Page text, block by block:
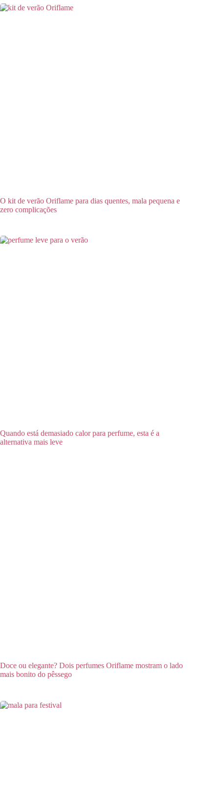
O kit de verão Oriflame para dias quentes, mala pequena e
zero complicações
Quando está demasiado calor para perfume, esta é a
alternativa mais leve
Doce ou elegante? Dois perfumes Oriflame mostram o lado
mais bonito do pêssego